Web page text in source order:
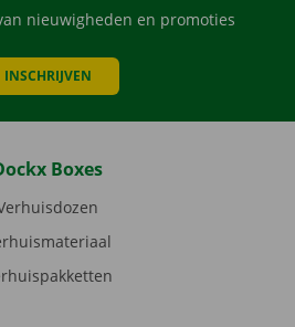
nieuwigheden en promoties
INSCHRIJVEN
Boxes